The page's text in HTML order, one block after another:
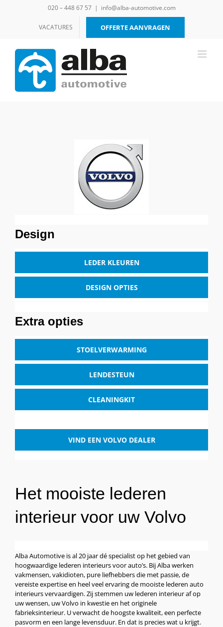
020 – 448 67 57 | info@alba-automotive.com
VACATURES OFFERTE AANVRAGEN
Design
LEDER KLEUREN
DESIGN OPTIES
Extra opties
STOELVERWARMING
LENDESTEUN
CLEANINGKIT
VIND EEN VOLVO DEALER
Het mooiste lederen
interieur voor uw Volvo
Alba Automotive is al 20 jaar dé specialist op het gebied van
hoogwaardige lederen interieurs voor auto’s. Bij Alba werken
vakmensen, vakidioten, pure liefhebbers die met passie, de
vereiste expertise en heel veel ervaring de mooiste lederen auto
interieurs vervaardigen. Zij stemmen uw lederen interieur af op
uw wensen, uw Volvo in kwestie en het originele
fabrieksinterieur. U verwacht de hoogste kwaliteit, een perfecte
pasvorm en een lange levensduur. En dat is precies wat u krijgt.